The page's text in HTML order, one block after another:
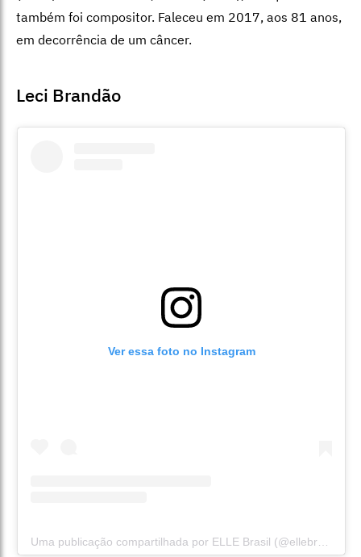
também foi compositor. Faleceu em 2017, aos 81 anos,
em decorrência de um câncer.
Leci Brandão
Ver essa foto no Instagram